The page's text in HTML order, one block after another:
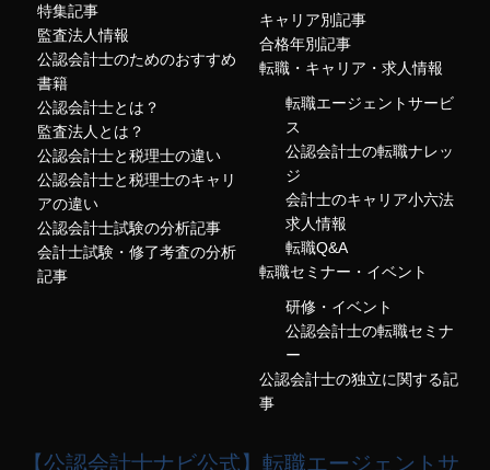
特集記事
監査法人情報
公認会計士のためのおすすめ
書籍
公認会計士とは？
監査法人とは？
公認会計士と税理士の違い
公認会計士と税理士のキャリ
アの違い
公認会計士試験の分析記事
会計士試験・修了考査の分析
記事
キャリア別記事
合格年別記事
転職・キャリア・求人情報
転職エージェントサービ
ス
公認会計士の転職ナレッ
ジ
会計士のキャリア小六法
求人情報
転職Q&A
転職セミナー・イベント
研修・イベント
公認会計士の転職セミナ
ー
公認会計士の独立に関する記
事
【公認会計士ナビ公式】転職エージェントサ